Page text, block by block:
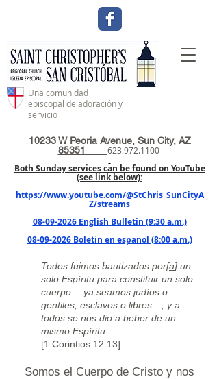
Una comunidad
episcopal de adoración y
servicio
10233 W Peoria Avenue, Sun City, AZ
85351 623.972.1100
Both Sunday services can be found on YouTube
(see link below):
https://www.youtube.com/@StChris_SunCityA
Z/streams
08-09-2026 English Bulletin (9:30 a.m.)
08-09-2026 Boletin en espanol (8:00 a.m.)
Todos fuimos bautizados por[a] un
solo Espíritu para constituir un solo
cuerpo —ya seamos judíos o
gentiles, esclavos o libres—, y a
todos se nos dio a beber de un
mismo Espíritu.
[1 Corintios 12:13]
Somos el Cuerpo de Cristo y nos